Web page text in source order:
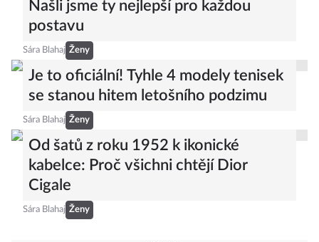
Našli jsme ty nejlepší pro každou
postavu
Sára Blahaj Ženy
Je to oficiální! Tyhle 4 modely tenisek
se stanou hitem letošního podzimu
Sára Blahaj Ženy
Od šatů z roku 1952 k ikonické
kabelce: Proč všichni chtějí Dior
Cigale
Sára Blahaj Ženy